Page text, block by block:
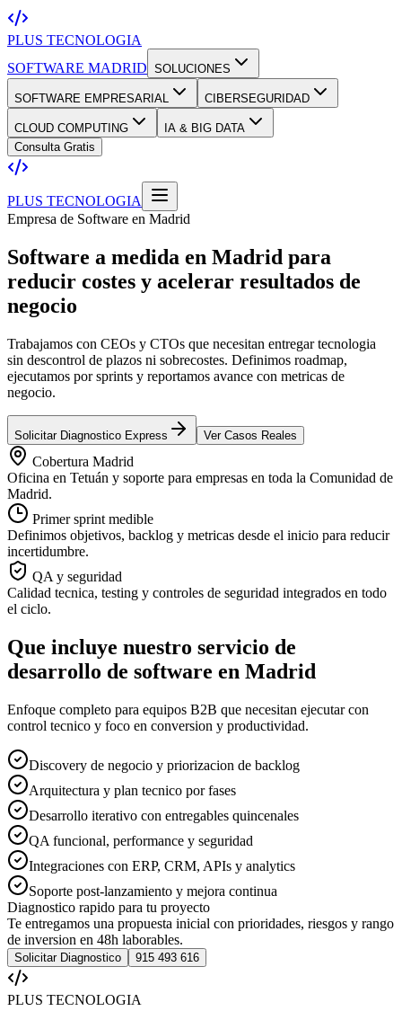
PLUS TECNOLOGIA
SOFTWARE MADRID SOLUCIONES
SOFTWARE EMPRESARIAL CIBERSEGURIDAD
CLOUD COMPUTING
IA & BIG DATA
Consulta Gratis
PLUS TECNOLOGIA
Empresa de Software en Madrid
Software a medida en Madrid para
reducir costes y acelerar resultados de
negocio
Trabajamos con CEOs y CTOs que necesitan entregar tecnologia
sin descontrol de plazos ni sobrecostes. Definimos roadmap,
ejecutamos por sprints y reportamos avance con metricas de
negocio.
Solicitar Diagnostico Express Ver Casos Reales
Cobertura Madrid
Oficina en Tetuán y soporte para empresas en toda la Comunidad de
Madrid.
Primer sprint medible
Definimos objetivos, backlog y metricas desde el inicio para reducir
incertidumbre.
QA y seguridad
Calidad tecnica, testing y controles de seguridad integrados en todo
el ciclo.
Que incluye nuestro servicio de
desarrollo de software en Madrid
Enfoque completo para equipos B2B que necesitan ejecutar con
control tecnico y foco en conversion y productividad.
Discovery de negocio y priorizacion de backlog
Arquitectura y plan tecnico por fases
Desarrollo iterativo con entregables quincenales
QA funcional, performance y seguridad
Integraciones con ERP, CRM, APIs y analytics
Soporte post-lanzamiento y mejora continua
Diagnostico rapido para tu proyecto
Te entregamos una propuesta inicial con prioridades, riesgos y rango
de inversion en 48h laborables.
Solicitar Diagnostico 915 493 616
PLUS TECNOLOGIA